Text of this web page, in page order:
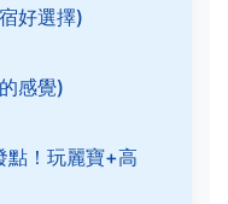
好選擇)
感覺)
點！玩麗寶+高